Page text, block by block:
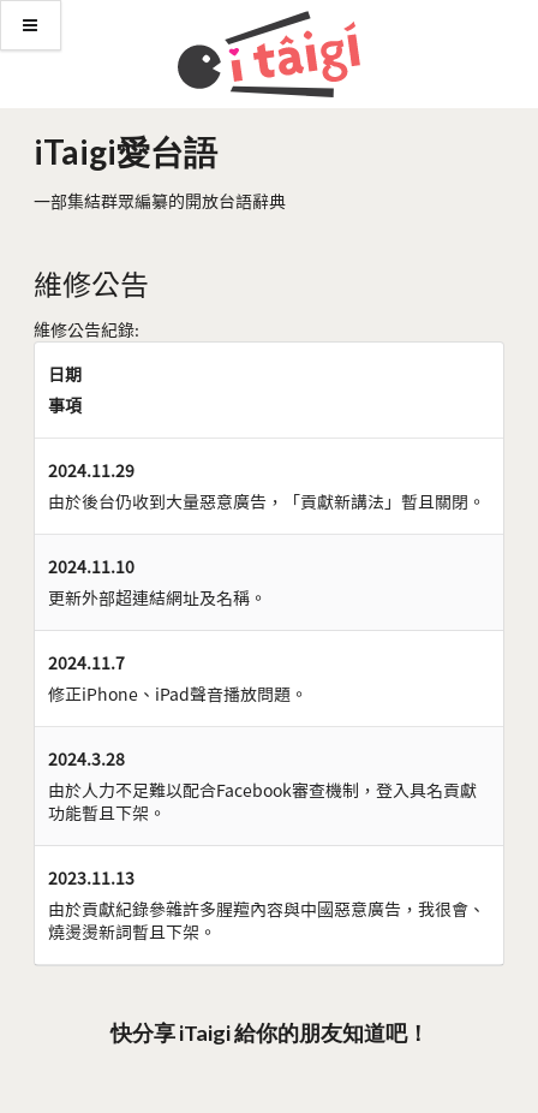
iTaigi愛台語
一部集結群眾編纂的開放台語辭典
維修公告
維修公告紀錄:
日期
事項
2024.11.29
由於後台仍收到大量惡意廣告，「貢獻新講法」暫且關閉。
2024.11.10
更新外部超連結網址及名稱。
2024.11.7
修正iPhone、iPad聲音播放問題。
2024.3.28
由於人力不足難以配合Facebook審查機制，登入具名貢獻
功能暫且下架。
2023.11.13
由於貢獻紀錄參雜許多腥羶內容與中國惡意廣告，我很會、
燒燙燙新詞暫且下架。
快分享 iTaigi 給你的朋友知道吧！